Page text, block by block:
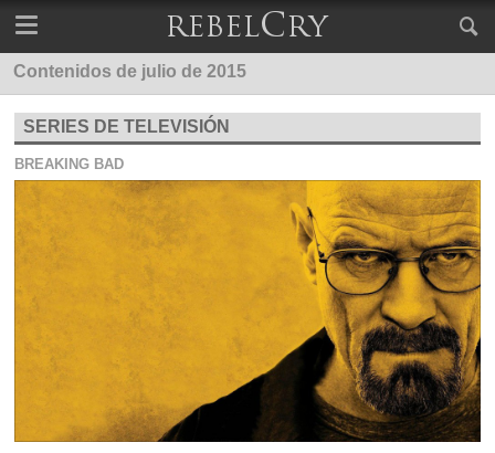
Contenidos de julio de 2015
SERIES DE TELEVISIÓN
BREAKING BAD